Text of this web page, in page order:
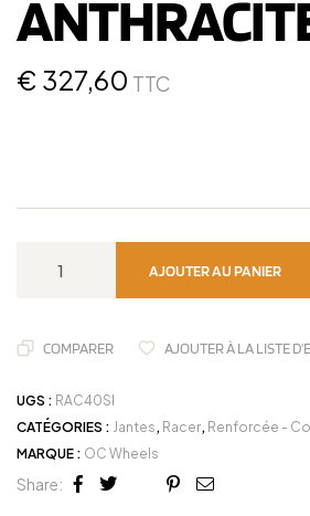
€ 327,60 TTC
AJOUTER AU PANIER
COMPARER AJOUTER À LA LISTE
UGS : RAC40SI
CATÉGORIES : Jantes, Racer, Renforcée -
MARQUE : OC Wheels
Share:
Facebook
TwitterLinkedin
Google+
Pinterest
Email